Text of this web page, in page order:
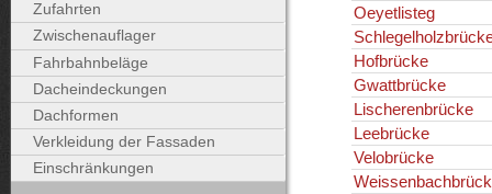
Oeyetlisteg
Hofbrücke
Gwattbrücke
Lischerenbrücke
Leebrücke
Velobrücke
Zufahrten
Zwischenauflager
Fahrbahnbeläge
Dacheindeckungen
Dachformen
Verkleidung der Fassaden
Einschränkungen